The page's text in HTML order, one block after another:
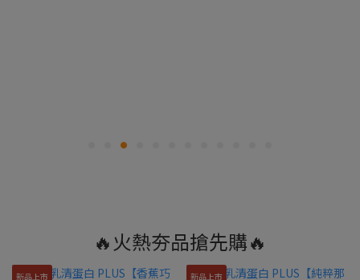
🔥火熱夯品搶先購🔥
新品上市 新品上市